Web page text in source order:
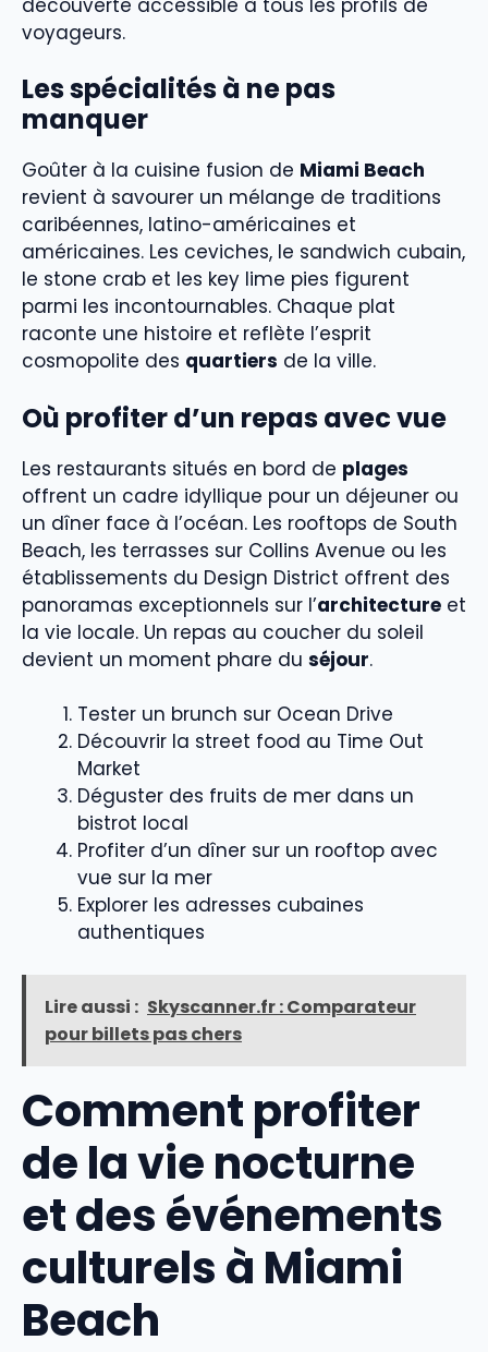
découverte accessible à tous les profils de
voyageurs.
Les spécialités à ne pas
manquer
Goûter à la cuisine fusion de Miami Beach
revient à savourer un mélange de traditions
caribéennes, latino-américaines et
américaines. Les ceviches, le sandwich cubain,
le stone crab et les key lime pies figurent
parmi les incontournables. Chaque plat
raconte une histoire et reflète l’esprit
cosmopolite des quartiers de la ville.
Où profiter d’un repas avec vue
Les restaurants situés en bord de plages
offrent un cadre idyllique pour un déjeuner ou
un dîner face à l’océan. Les rooftops de South
Beach, les terrasses sur Collins Avenue ou les
établissements du Design District offrent des
panoramas exceptionnels sur l’architecture et
la vie locale. Un repas au coucher du soleil
devient un moment phare du séjour.
Tester un brunch sur Ocean Drive
Découvrir la street food au Time Out
Market
Déguster des fruits de mer dans un
bistrot local
Profiter d’un dîner sur un rooftop avec
vue sur la mer
Explorer les adresses cubaines
authentiques
Lire aussi : Skyscanner.fr : Comparateur
pour billets pas chers
Comment profiter
de la vie nocturne
et des événements
culturels à Miami
Beach